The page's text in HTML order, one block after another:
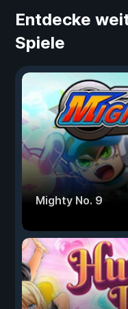
Entdecke
Spiele
Mighty No. 9